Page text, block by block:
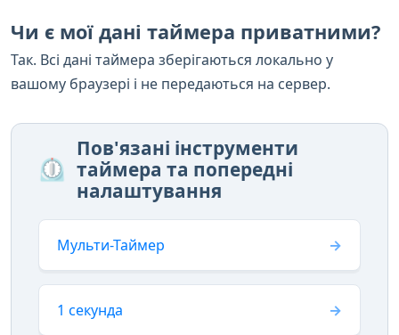
Чи є мої дані таймера приватними?
Так. Всі дані таймера зберігаються локально у
вашому браузері і не передаються на сервер.
⏲️
Пов'язані інструменти
таймера та попередні
налаштування
Мульти-Таймер
1 секунда